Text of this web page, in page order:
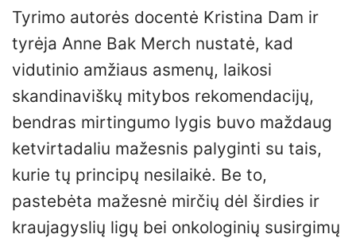
Tyrimo autorės docentė Kristina Dam ir
tyrėja Anne Bak Merch nustatė, kad
vidutinio amžiaus asmenų, laikosi
skandinaviškų mitybos rekomendacijų,
bendras mirtingumo lygis buvo maždaug
ketvirtadaliu mažesnis palyginti su tais,
kurie tų principų nesilaikė. Be to,
pastebėta mažesnė mirčių dėl širdies ir
kraujagyslių ligų bei onkologinių susirgimų